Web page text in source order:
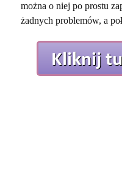
można o niej po prostu
żadnych problemów, a